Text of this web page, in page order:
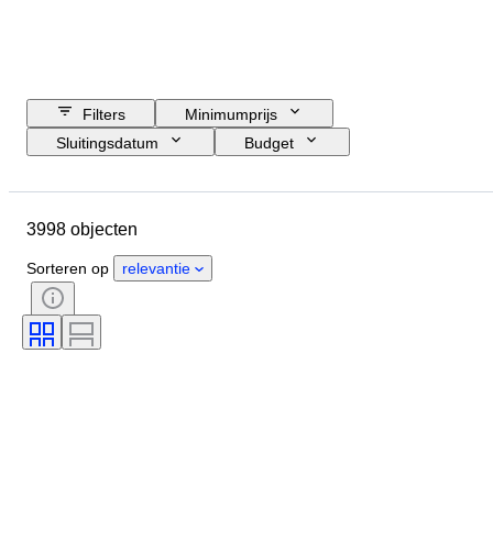
Filters
Minimumprijs
Sluitingsdatum
Budget
Land van herkomst
Geslacht
Conditie
Certificaat
Handtekening
Horloge uurwerk
3998 objecten
Sorteren op relevantie